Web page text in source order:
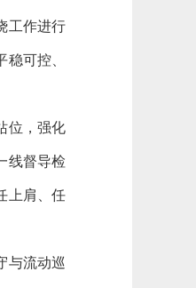
工作进行
可控、
位，强化
线督导检
上肩、任
与流动巡